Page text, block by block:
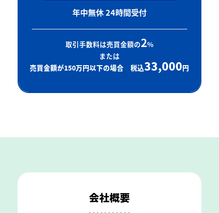
年中無休 24時間受付
取引手数料は売買金額の2%
または
売買金額が150万円以下の場合 税込33,000円
会社概要